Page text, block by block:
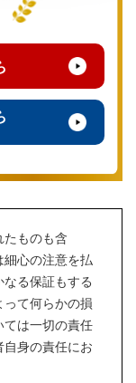
たものも含
細心の注意を払
る保証もする
って何らかの損
ては一切の責任
身の責任にお